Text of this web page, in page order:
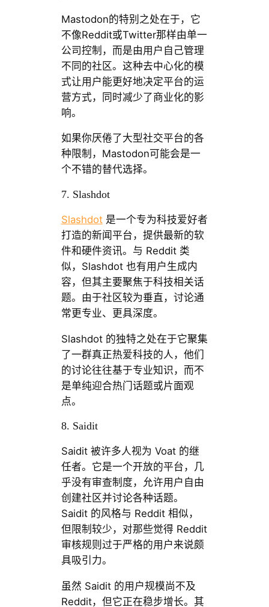
Mastodon的特别之处在于，它
不像Reddit或Twitter那样由单一
公司控制，而是由用户自己管理
不同的社区。这种去中心化的模
式让用户能更好地决定平台的运
营方式，同时减少了商业化的影
响。
如果你厌倦了大型社交平台的各
种限制，Mastodon可能会是一
个不错的替代选择。
7. Slashdot
Slashdot是一个专为科技爱好者
打造的新闻平台，提供最新的软
件和硬件资讯。与 Reddit 类
似，Slashdot 也有用户生成内
容，但其主要聚焦于科技相关话
题。由于社区较为垂直，讨论通
常更专业、更具深度。
Slashdot 的独特之处在于它聚集
了一群真正热爱科技的人，他们
的讨论往往基于专业知识，而不
是单纯迎合热门话题或片面观
点。
8. Saidit
Saidit 被许多人视为 Voat 的继
任者。它是一个开放的平台，几
乎没有审查制度，允许用户自由
创建社区并讨论各种话题。
Saidit 的风格与 Reddit 相似，
但限制较少，对那些觉得 Reddit
审核规则过于严格的用户来说颇
具吸引力。
虽然 Saidit 的用户规模尚不及
Reddit，但它正在稳步增长。其